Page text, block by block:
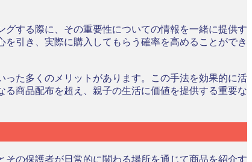
する際に、その重要性についての情報を一緒に提供す
引き、実際に購入してもらう確率を高めることができ
た多くのメリットがあります。この手法を効果的に活
商品配布を超え、親子の生活に価値を提供する重要な
の保護者が日常的に関わる場所を通じて商品を紹介す